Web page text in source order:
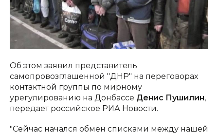
Об этом заявил представитель
самопровозглашенной "ДНР" на переговорах
контактной группы по мирному
урегулированию на Донбассе Денис Пушилин,
передает российское РИА Новости.
"Сейчас начался обмен списками между нашей